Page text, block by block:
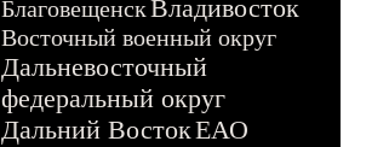
БлаговещенскВладивосток
Восточный военный округ
Дальневосточный
федеральный округ
Дальний ВостокЕАО